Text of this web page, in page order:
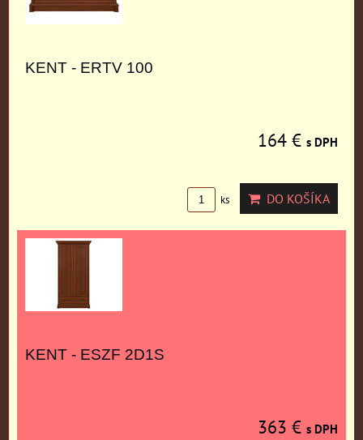
KENT - ERTV 100
164 € s DPH
ks DO KOŠÍKA
KENT - ESZF 2D1S
363 € s DPH